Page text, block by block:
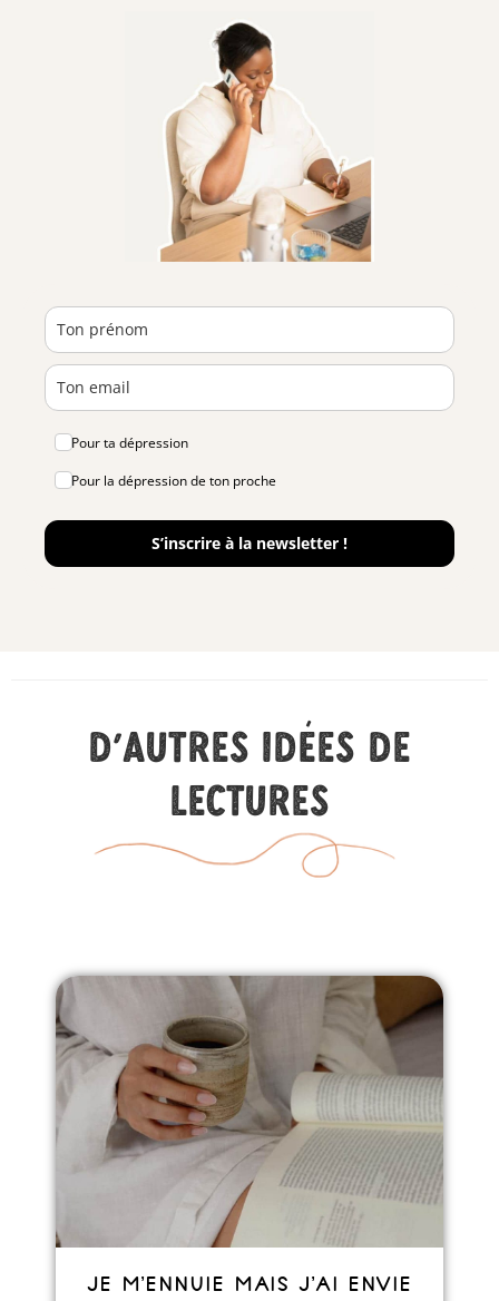
Pour ta dépression
Pour la dépression de ton proche
S’inscrire à la newsletter !
D'autres idées de
lectures
Je m’ennuie mais j’ai envie